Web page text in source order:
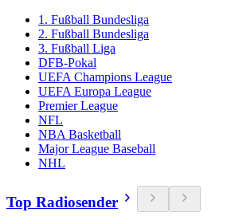
1. Fußball Bundesliga
2. Fußball Bundesliga
3. Fußball Liga
DFB-Pokal
UEFA Champions League
UEFA Europa League
Premier League
NFL
NBA Basketball
Major League Baseball
NHL
Top Radiosender